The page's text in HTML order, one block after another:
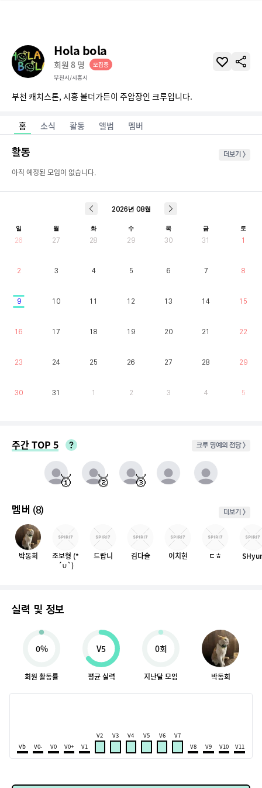
Hola bola
회원 8 명
모집중
부천시/시흥시
홈 소식 활동 앨범 멤버
활동 더보기 >
아직 예정된 모임이 없습니다.
2026년 08월
일 월 화 수 목 금 토
26 27 28 29 30 31 1
2 3 4 5 6 7 8
9 10 11 12 13 14 15
16 17 18 19 20 21 22
23 24 25 26 27 28 29
30 31 1 2 3 4 5
주간 TOP 5 크루 명예의 전당 >
매주 월요일부터 일요일까지 가장 클라이밍 시간이 많은 유저를 실시간으로 반영.
동점자 처리방식 : 클라이밍 횟수가 많은 순
🥇 🥈 🥉
멤버 (8) 더보기 >
박동희
조보형 (*
´∪`)
드랍니 김다슬 이치현 ㄷㅎ
실력 및 정보
0%
회원 활동률
V5
평균 실력
0회
지난달 모임 박동희
Vb V0- V0 V0+ V1
V2 V3 V4 V5 V6
V7
V8
V9 V10 V11